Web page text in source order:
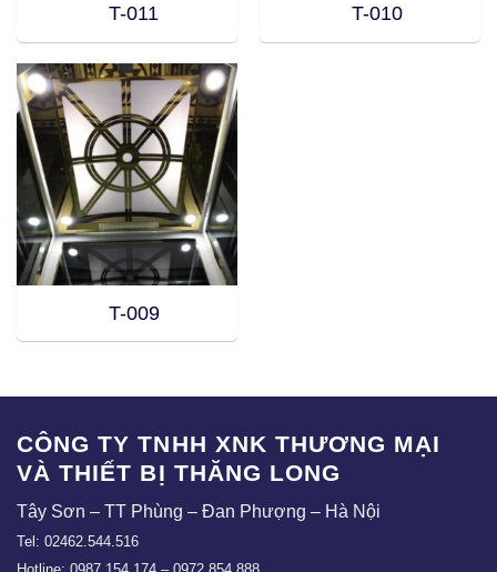
T-011 T-010
T-009
CÔNG TY TNHH XNK THƯƠNG MẠI
VÀ THIẾT BỊ THĂNG LONG
Tây Sơn – TT Phùng – Đan Phượng – Hà Nội
Tel: 02462.544.516